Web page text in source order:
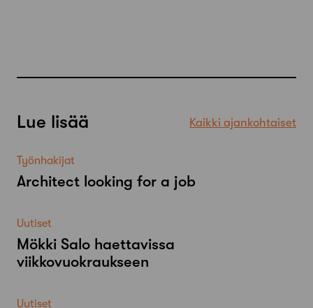
Lue lisää Kaikki ajankohtaiset
Työnhakijat
Architect looking for a job
Uutiset
Mökki Salo haettavissa
viikkovuokraukseen
Uutiset